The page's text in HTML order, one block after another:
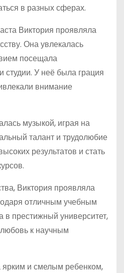
в разных сферах.
Виктория проявляла
Она увлекалась
посещала
студии. У неё была грация
внимание
музыкой, играя на
талант и трудолюбие
результатов и стать
Виктория проявляла
отличным учебным
в престижный университет,
к научным
и смелым ребенком,